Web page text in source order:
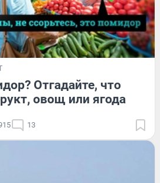
Отгадайте, что
овощ или ягода
13